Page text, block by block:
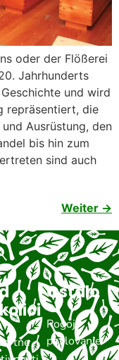
oder der Flößerei
Jahrhunderts
und wird
repräsentiert, die
Ausrüstung, den
bis hin zum
sind auch
Weiter →
Ostalo
Pogoji
poslovanje